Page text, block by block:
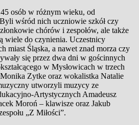
osób w różnym wieku, od
wśród nich uczniowie szkół czy
chórów i zespołów, ale także
wiele do czynienia. Uczestnicy
miast Śląska, a nawet znad morza czy
się przez dwa dni w gościnnych
w Mysłowicach w trzech
Zytke oraz wokalistka Natalie
utworzyli muzycy ze
Artystycznych Amadeusz
Moroń – klawisze oraz Jakub
„Z Miłości”.